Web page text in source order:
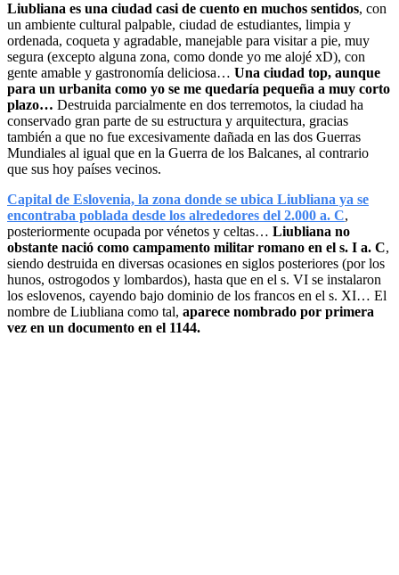
Liubliana es una ciudad casi de cuento en muchos sentidos, con
un ambiente cultural palpable, ciudad de estudiantes, limpia y
ordenada, coqueta y agradable, manejable para visitar a pie, muy
segura (excepto alguna zona, como donde yo me alojé xD), con
gente amable y gastronomía deliciosa… Una ciudad top, aunque
para un urbanita como yo se me quedaría pequeña a muy corto
plazo… Destruida parcialmente en dos terremotos, la ciudad ha
conservado gran parte de su estructura y arquitectura, gracias
también a que no fue excesivamente dañada en las dos Guerras
Mundiales al igual que en la Guerra de los Balcanes, al contrario
que sus hoy países vecinos.
Capital de Eslovenia, la zona donde se ubica Liubliana ya se
encontraba poblada desde los alrededores del 2.000 a. C,
posteriormente ocupada por vénetos y celtas… Liubliana no
obstante nació como campamento militar romano en el s. I a. C,
siendo destruida en diversas ocasiones en siglos posteriores (por los
hunos, ostrogodos y lombardos), hasta que en el s. VI se instalaron
los eslovenos, cayendo bajo dominio de los francos en el s. XI… El
nombre de Liubliana como tal, aparece nombrado por primera
vez en un documento en el 1144.